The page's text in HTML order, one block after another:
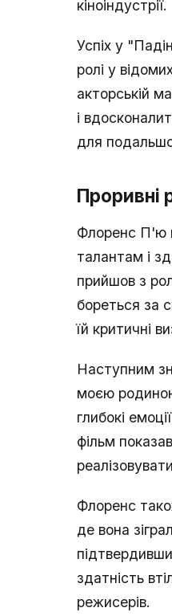
кіноіндустрії.
Успіх у
ролі у
акторській
і
для
Проривні
Флоренс П'ю
талантам і
прийшов з
бореться за
їй критичні
Наступним
моєю
глибокі
фільм
Флоренс
де вона
здатність
режисерів.